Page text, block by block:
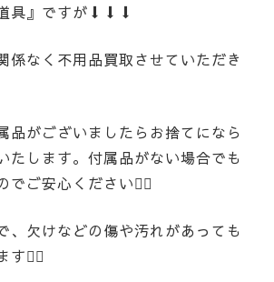
具』ですが⬇️⬇️⬇️
なく不用品買取させていただき
がございましたらお捨てになら
たします。付属品がない場合でも
でご安心ください🙆‍♀️
欠けなどの傷や汚れがあっても
す💁‍♀️